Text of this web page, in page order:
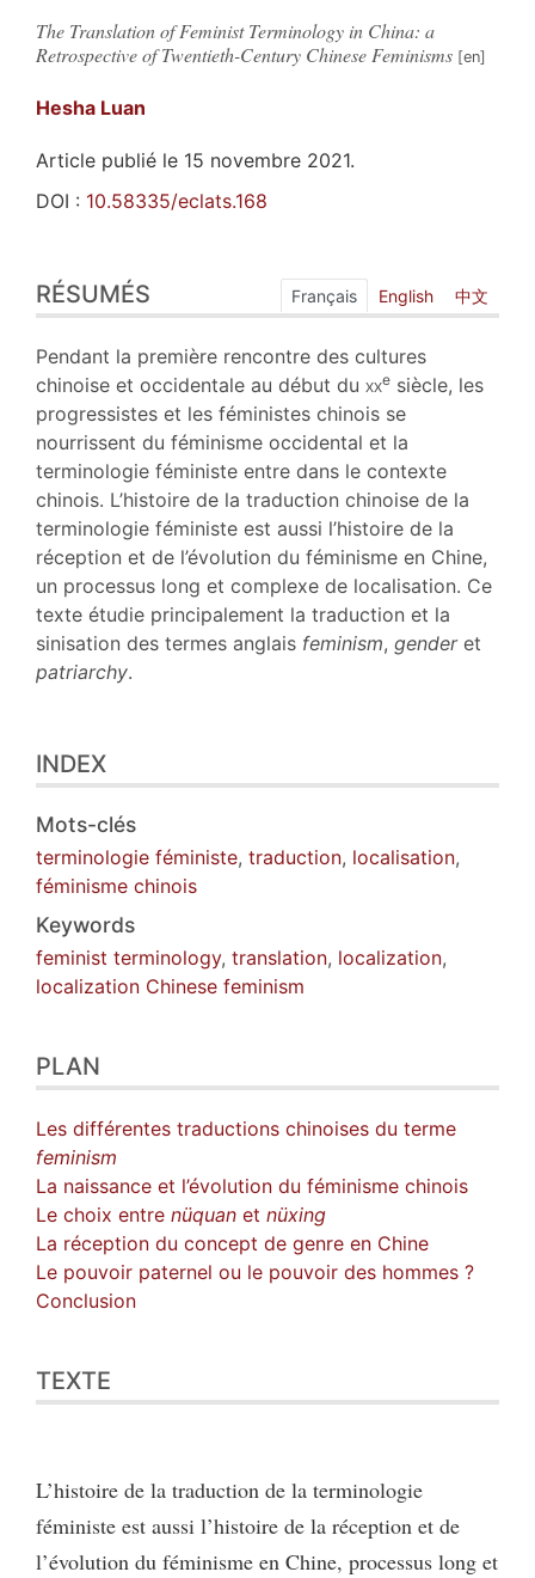
The Translation of Feminist Terminology in China: a
Retrospective of Twentieth-Century Chinese Feminisms
Hesha Luan
Article publié le 15 novembre 2021.
DOI : 10.58335/eclats.168
Index
Plan
Texte
Bibliographie
Notes
Citer cet article
Auteur
RÉSUMÉS Français English 中文
Pendant la première rencontre des cultures
chinoise et occidentale au début du xxe siècle, les
progressistes et les féministes chinois se
nourrissent du féminisme occidental et la
terminologie féministe entre dans le contexte
chinois. L’histoire de la traduction chinoise de la
terminologie féministe est aussi l’histoire de la
réception et de l’évolution du féminisme en Chine,
un processus long et complexe de localisation. Ce
texte étudie principalement la traduction et la
sinisation des termes anglais feminism, genderet
patriarchy.
INDEX
Mots-clés
terminologie féministe, traduction, localisation,
féminisme chinois
Keywords
feminist terminology, translation, localization,
localization Chinese feminism
PLAN
Les différentes traductions chinoises du terme
feminism
La naissance et l’évolution du féminisme chinois
Le choix entre nüquan et nüxing
La réception du concept de genre en Chine
Le pouvoir paternel ou le pouvoir des hommes ?
Conclusion
TEXTE
L’histoire de la traduction de la terminologie
féministe est aussi l’histoire de la réception et de
l’évolution du féminisme en Chine, processus long et